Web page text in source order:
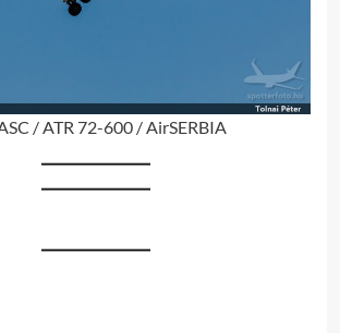
/ ATR 72-600 / AirSERBIA